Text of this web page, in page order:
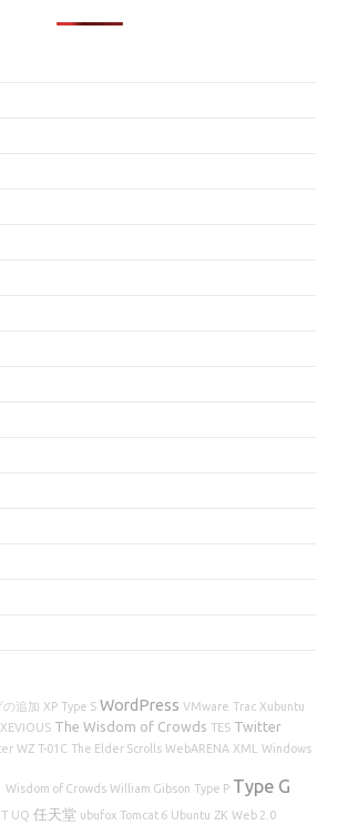
の追加 XP Type S WordPress VMware Trac Xubuntu
XEVIOUS The Wisdom of Crowds TES Twitter
WZ T-01C The Elder Scrolls WebARENA XML Windows
Wisdom of Crowds William Gibson Type P Type G
UQ 任天堂 ubufox Tomcat 6 Ubuntu ZK Web 2.0